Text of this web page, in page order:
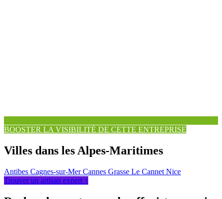
BOOSTER LA VISIBILITÉ DE CETTE ENTREPRISE
Villes dans les Alpes-Maritimes
Antibes Cagnes-sur-MerCannes Grasse Le Cannet Nice
Trouver un artisan expert ↑